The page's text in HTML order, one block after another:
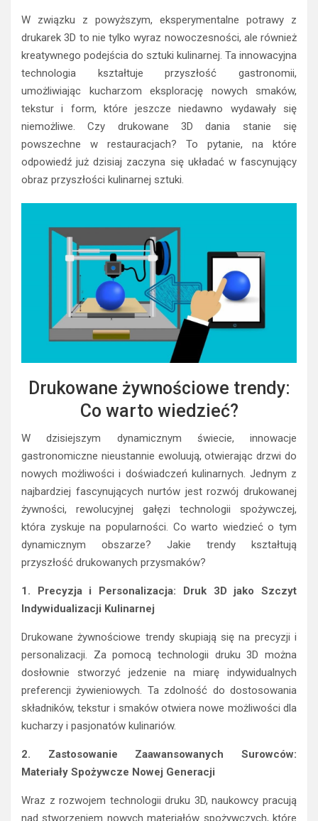
W związku z powyższym, eksperymentalne potrawy z
drukarek 3D to nie tylko wyraz nowoczesności, ale również
kreatywnego podejścia do sztuki kulinarnej. Ta innowacyjna
technologia kształtuje przyszłość gastronomii,
umożliwiając kucharzom eksplorację nowych smaków,
tekstur i form, które jeszcze niedawno wydawały się
niemożliwe. Czy drukowane 3D dania stanie się
powszechne w restauracjach? To pytanie, na które
odpowiedź już dzisiaj zaczyna się układać w fascynujący
obraz przyszłości kulinarnej sztuki.
Drukowane żywnościowe trendy:
Co warto wiedzieć?
W dzisiejszym dynamicznym świecie, innowacje
gastronomiczne nieustannie ewoluują, otwierając drzwi do
nowych możliwości i doświadczeń kulinar­nych. Jednym z
najbardziej fascynujących nurtów jest rozwój drukowanej
żywności, rewolucyjnej gałęzi technologii spożywczej,
która zyskuje na popularności. Co warto wiedzieć o tym
dynamicznym obszarze? Jakie trendy kształtują
przyszłość drukowanych przysmaków?
1. Precyzja i Personalizacja: Druk 3D jako Szczyt
Indywidualizacji Kulinarnej
Drukowane żywnościowe trendy skupiają się na precyzji i
personalizacji. Za pomocą technologii druku 3D można
dosłownie stworzyć jedzenie na miarę indywidualnych
preferencji żywieniowych. Ta zdolność do dostosowania
składników, tekstur i smaków otwiera nowe możliwości dla
kucharzy i pasjonatów kulinariów.
2. Zastosowanie Zaawansowanych Surowców:
Materiały Spożywcze Nowej Generacji
Wraz z rozwojem technologii druku 3D, naukowcy pracują
nad stworzeniem nowych materiałów spożywczych, które